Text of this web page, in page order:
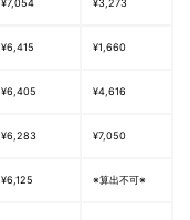
¥7,054 ¥3,273
¥6,415 ¥1,660
¥6,405 ¥4,616
¥6,283 ¥7,050
¥6,125 ※算出不可※